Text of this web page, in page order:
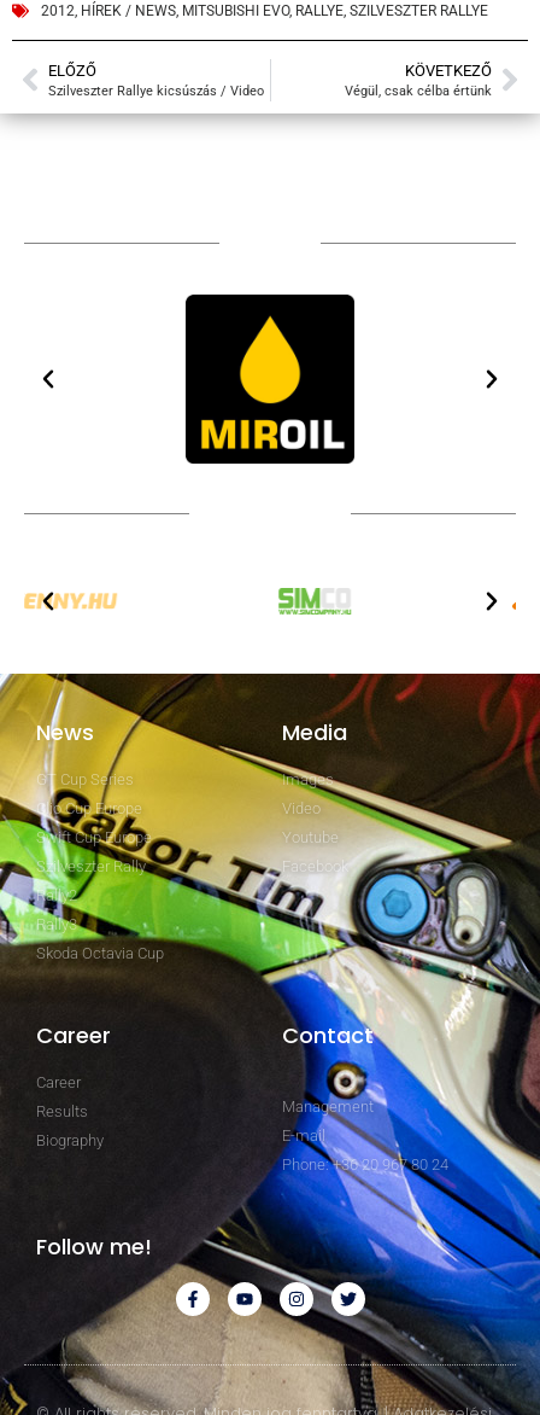
2012 HÍREK / NEWS MITSUBISHI EVO, RALLYE SZILVESZTER RALLYE
ELŐZŐ
Szilveszter Rallye kicsúszás / Video
KÖVETKEZŐ
Végül, csak célba értünk
News
GT Cup Series
Clio Cup Europe
Swift Cup Europe
Szilveszter Rally
Rally2
Rally3
Skoda Octavia Cup
Media
Images
Video
Youtube
Facebook
Career
Career
Results
Biography
Contact
Management
E-mail
Phone: +36 20 967 80 24
Follow me!